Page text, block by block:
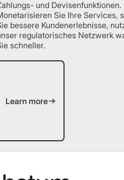
und Devisenfunktionen.
Sie Ihre Services,
bessere Kundenerlebnisse,
regulatorisches Netzwerk
schneller.
Learn more
Learn more